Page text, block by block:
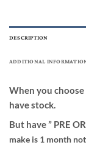
DESCRIPTION
ADDITIONAL
When you
have stock.
But have ” PRE
make is 1 month